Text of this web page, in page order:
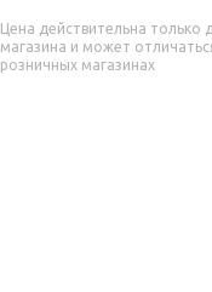
Цена действительна только
магазина и может
розничных магазинах